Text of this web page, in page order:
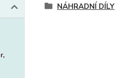
NÁHRADNÍ DÍLY